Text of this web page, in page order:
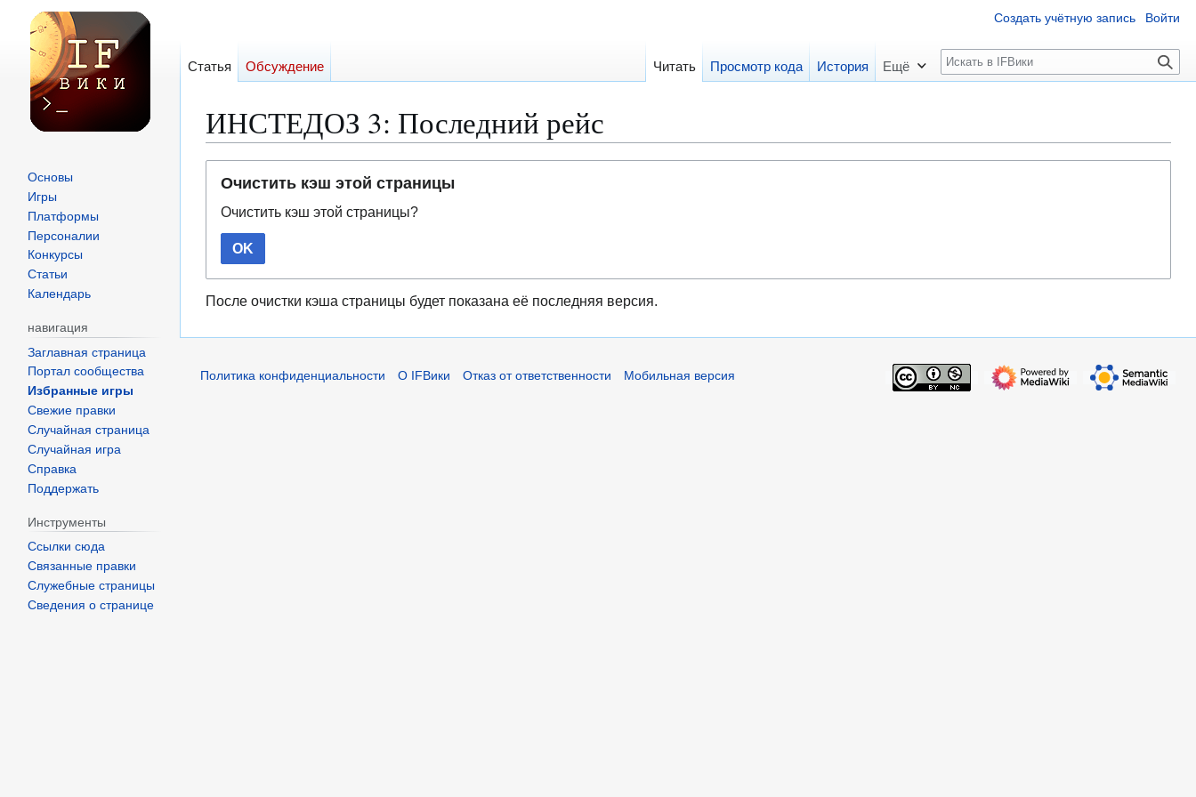
ИНСТЕДОЗ 3: Последний рейс
навигации
поиску
Очистить кэш этой страницы
Очистить кэш этой страницы?
OK
После очистки кэша страницы будет показана её последняя версия.
Создать учётную запись Войти
Статья Обсуждение Читать Просмотр кода История Ещё
П
о
к
Основы
Игры
Платформы
Персоналии
Конкурсы
Статьи
Календарь
навигация
Заглавная страница
Портал сообщества
Избранные игры
Свежие правки
Случайная страница
Случайная игра
Справка
Поддержать
Инструменты
Ссылки сюда
Связанные правки
Служебные страницы
Сведения о странице
Политика конфиденциальности О IFВики Отказ от ответственности Мобильная версия